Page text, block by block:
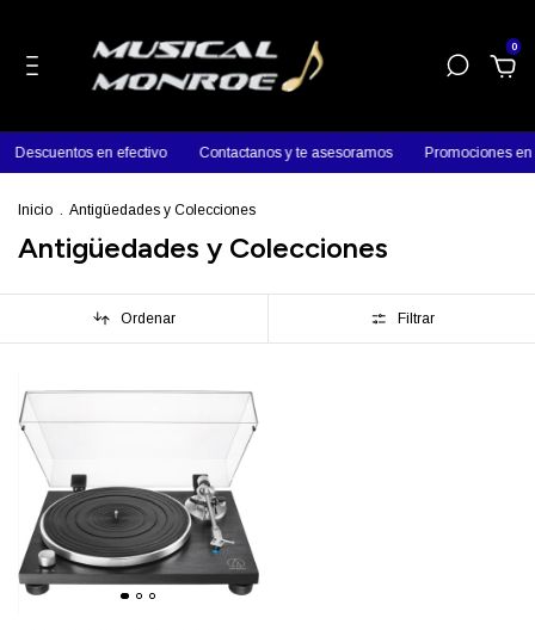
0
Descuentos en efectivo Contactanos y te asesoramos Promociones
Inicio . Antigüedades y Colecciones
Antigüedades y Colecciones
Ordenar Filtrar